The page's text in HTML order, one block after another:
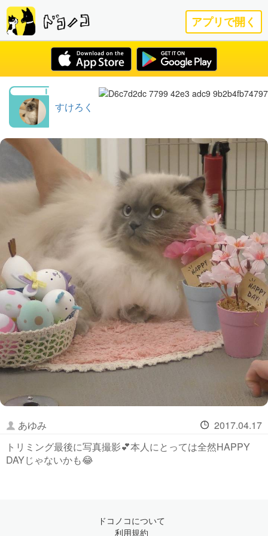
アプリで開く
すけろく
あゆみ
2017.04.17
トリミング最後に写真撮影💕本人にとっては全然HAPPY
DAYじゃないかも😂
ドコノコについて
利用規約